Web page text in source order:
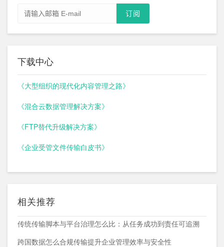
下载中心
《大型组织的现代化内容管理之路》
《混合云数据管理解决方案》
《FTP替代升级解决方案》
《企业受管文件传输白皮书》
相关推荐
传统传输脚本与平台治理怎么比：从任务成功到责任可追溯
跨国数据怎么合规传输提升企业管理效率与安全性